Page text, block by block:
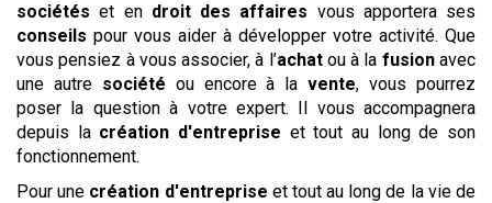
sociétés et en droit des affaires vous apportera ses
conseils pour vous aider à développer votre activité. Que
vous pensiez à vous associer, à l’achatou à la fusionavec
une autre société ou encore à lavente, vous pourrez
poser la question à votre expert. Il vous accompagnera
depuis la création d'entreprise et tout au long de son
fonctionnement.
Pour une création d'entreprise et tout au long de la vie de